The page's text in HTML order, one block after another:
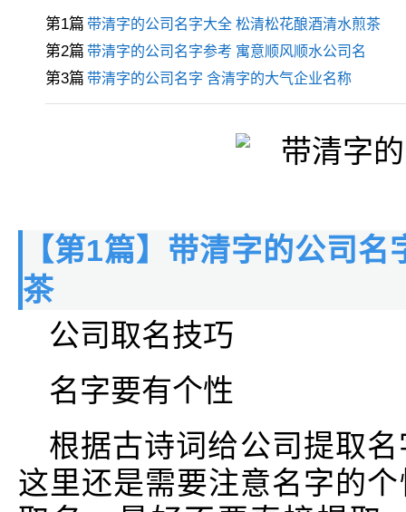
第1篇 带清字的公司名字大全 松清松花酿酒清水煎茶
第2篇 带清字的公司名字参考 寓意顺风顺水公司名
第3篇 带清字的公司名字 含清字的大气企业名称
【第1篇】带清字的公司
茶
公司取名技巧
名字要有个性
根据古诗词给公司提取
这里还是需要注意名字的